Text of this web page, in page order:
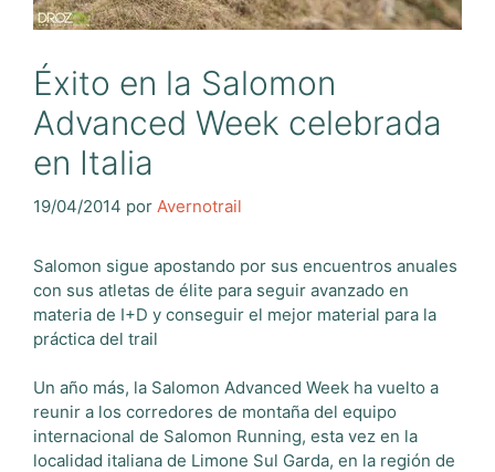
Éxito en la Salomon
Advanced Week celebrada
en Italia
19/04/2014 por Avernotrail
Salomon sigue apostando por sus encuentros anuales
con sus atletas de élite para seguir avanzado en
materia de I+D y conseguir el mejor material para la
práctica del trail
Un año más, la Salomon Advanced Week ha vuelto a
reunir a los corredores de montaña del equipo
internacional de Salomon Running, esta vez en la
localidad italiana de Limone Sul Garda, en la región de